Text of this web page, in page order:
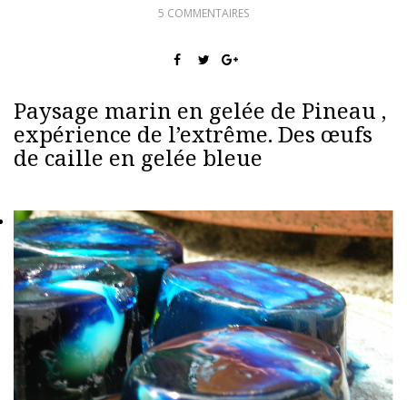
5 COMMENTAIRES
Paysage marin en gelée de Pineau ,
expérience de l’extrême. Des œufs
de caille en gelée bleue